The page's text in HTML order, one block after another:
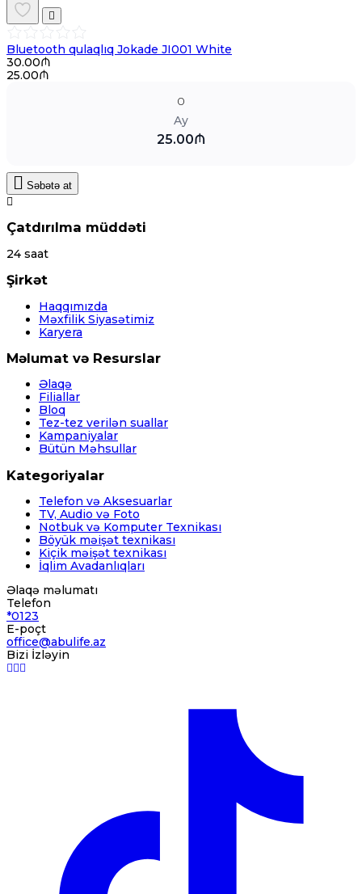
Bluetooth qulaqlıq Jokade JI001 White
30.00₼
25.00₼
0
Ay
25.00₼
Səbətə at
Çatdırılma müddəti
24 saat
Şirkət
Haqqımızda
Məxfilik Siyasətimiz
Karyera
Məlumat və Resurslar
Əlaqə
Filiallar
Bloq
Tez-tez verilən suallar
Kampaniyalar
Bütün Məhsullar
Kategoriyalar
Telefon və Aksesuarlar
TV, Audio və Foto
Notbuk və Komputer Texnikası
Böyük məişət texnikası
Kiçik məişət texnikası
İqlim Avadanlıqları
Əlaqə məlumatı
Telefon
*0123
E-poçt
office@abulife.az
Bizi İzləyin